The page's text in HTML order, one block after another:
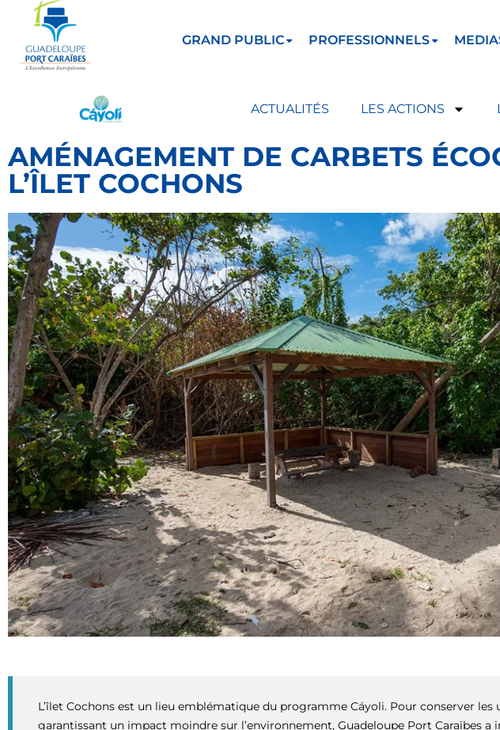
GRAND PUBLIC PROFESSIONNELS
ACTUALITÉS LES ACTIONS
AMÉNAGEMENT DE CARBETS
L’ÎLET COCHONS
L’îlet Cochons est un lieu emblématique du programme Cáyoli. Pour conserver les
garantissant un impact moindre sur l’environnement, Guadeloupe Port Caraïbes a